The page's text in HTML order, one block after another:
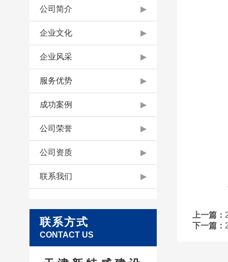
公司简介 ▶
企业文化 ▶
企业风采 ▶
服务优势 ▶
成功案例 ▶
公司荣誉 ▶
公司资质 ▶
联系我们 ▶
联系方式
CONTACT US
上一篇：
下一篇：